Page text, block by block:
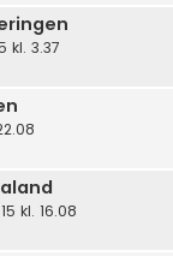
kl. 3.37
kl. 16.08